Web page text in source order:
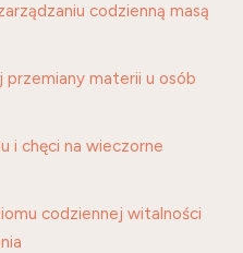
codzienną masą
przemiany materii u osób
i chęci na wieczorne
codziennej witalności